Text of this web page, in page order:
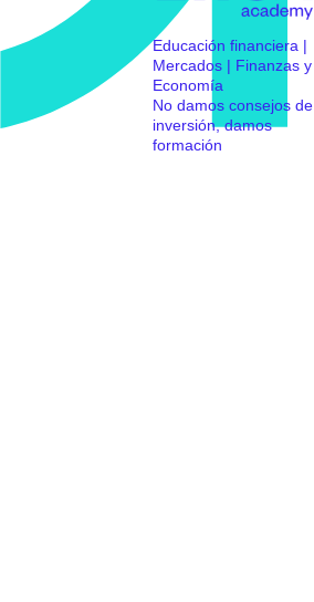
Educación financiera |
Mercados | Finanzas y
Economía
No damos consejos de
inversión, damos
formación